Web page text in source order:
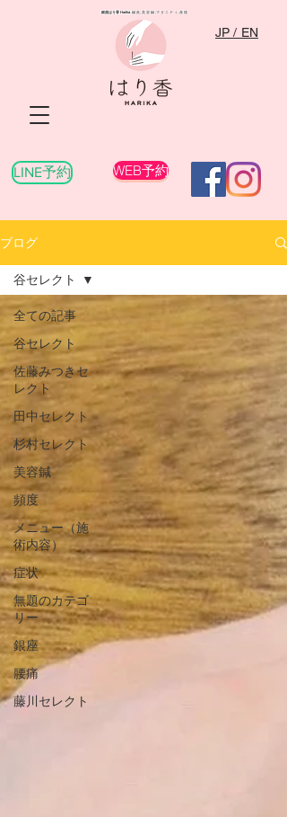
WEB予約
LINE予約
銀座はり香Harika​ 鍼灸,美容鍼,マタニティ,産後
JP / EN
ブログ
全ての記事
谷セレクト
佐藤みつきセ
レクト
田中セレクト
杉村セレクト
美容鍼
頻度
メニュー（施
術内容）
症状
無題のカテゴ
リー
銀座
腰痛
藤川セレクト
谷セレクト